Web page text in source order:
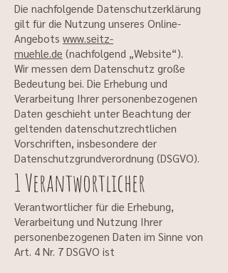
Die nachfolgende Datenschutzerklärung
gilt für die Nutzung unseres Online-
Angebots www.seitz-
muehle.de (nachfolgend „Website“).
Wir messen dem Datenschutz große
Bedeutung bei. Die Erhebung und
Verarbeitung Ihrer personenbezogenen
Daten geschieht unter Beachtung der
geltenden datenschutzrechtlichen
Vorschriften, insbesondere der
Datenschutzgrundverordnung (DSGVO).
1 Verantwortlicher
Verantwortlicher für die Erhebung,
Verarbeitung und Nutzung Ihrer
personenbezogenen Daten im Sinne von
Art. 4 Nr. 7 DSGVO ist